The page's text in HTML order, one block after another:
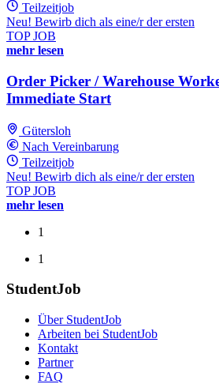
Teilzeitjob
Neu! Bewirb dich als eine/r der ersten
TOP JOB
mehr lesen
Order Picker / Warehouse
Immediate Start
Gütersloh
Nach Vereinbarung
Teilzeitjob
Neu! Bewirb dich als eine/r der ersten
TOP JOB
mehr lesen
1
1
StudentJob
Über StudentJob
Arbeiten bei StudentJob
Kontakt
Partner
FAQ